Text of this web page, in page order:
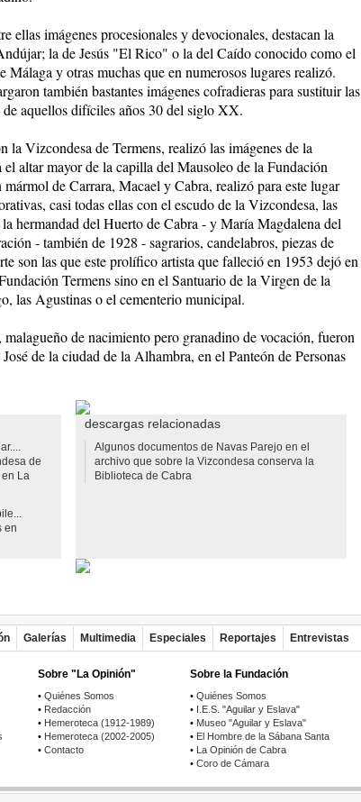
ellas imágenes procesionales y devocionales, destacan la
la de Jesús "El Rico" o la del Caído conocido como el
y otras muchas que en numerosos lugares realizó.
también bastantes imágenes cofradieras para sustituir las
de aquellos difíciles años 30 del siglo XX.
la Vizcondesa de Termens, realizó las imágenes de la
altar mayor de la capilla del Mausoleo de la Fundación
de Carrara, Macael y Cabra, realizó para este lugar
casi todas ellas con el escudo de la Vizcondesa, las
hermandad del Huerto de Cabra - y María Magdalena del
- también de 1928 - sagrarios, candelabros, piezas de
son las que este prolífico artista que falleció en 1953 dejó en
Termens sino en el Santuario de la Virgen de la
las Agustinas o el cementerio municipal.
de nacimiento pero granadino de vocación, fueron
de la ciudad de la Alhambra, en el Panteón de Personas
de
La
en
descargas relacionadas
Algunos documentos de Navas Parejo en el
archivo que sobre la Vizcondesa conserva la
Biblioteca de Cabra
Galerías Multimedia Especiales Reportajes Entrevistas
Sobre "La Opinión"
• Quiénes Somos
• Redacción
• Hemeroteca (1912-1989)
• Hemeroteca (2002-2005)
• Contacto
Sobre la Fundación
• Quiénes Somos
• I.E.S. "Aguilar y Eslava"
• Museo "Aguilar y Eslava"
• El Hombre de la Sábana Santa
• La Opinión de Cabra
• Coro de Cámara